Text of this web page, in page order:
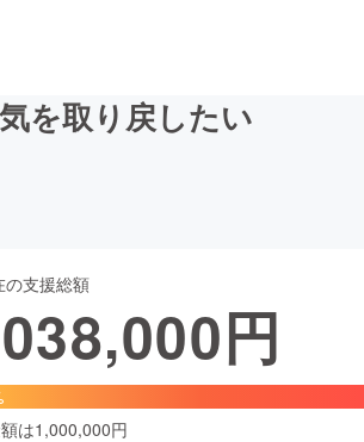
ファッション
を取り戻したい
の支援総額
円
は1,000,000円